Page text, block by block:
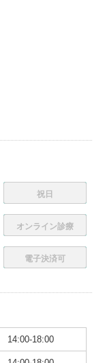
祝日
オンライン診療
電子決済可
14:00-18:00